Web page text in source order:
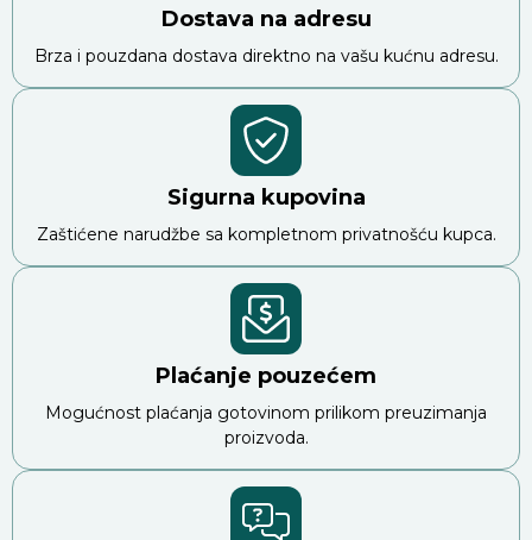
Dostava na adresu
Brza i pouzdana dostava direktno na vašu kućnu adresu.
Sigurna kupovina
Zaštićene narudžbe sa kompletnom privatnošću kupca.
Plaćanje pouzećem
Mogućnost plaćanja gotovinom prilikom preuzimanja
proizvoda.